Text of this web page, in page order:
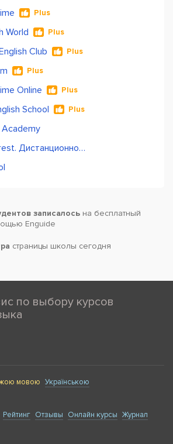
Plus
World Plus
Club Plus
Plus
Online Plus
School Plus
Green Forest. Дистанционное обучение
записалось на бесплатный
Enguide
страницы школы сегодня
по выбору курсов
мовою Українською
Рейтинг Отзывы Онлайн курсы Журнал